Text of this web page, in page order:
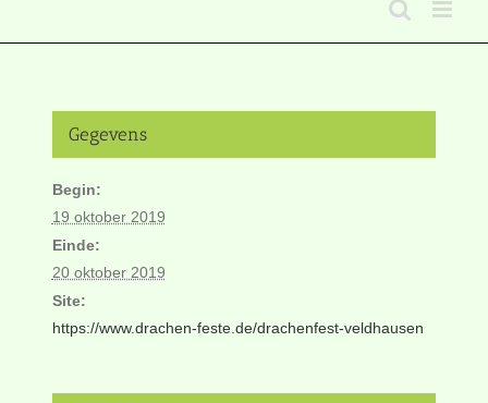
Gegevens
Begin:
19 oktober 2019
Einde:
20 oktober 2019
Site:
https://www.drachen-feste.de/drachenfest-veldhausen